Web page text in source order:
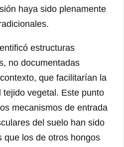
haya sido plenamente
estructuras
no documentadas
que facilitarían la
vegetal. Este punto
mecanismos de entrada
del suelo han sido
que los de otros hongos